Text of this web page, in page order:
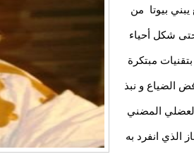
بيوتا من
شكل أحياء
مبتكرة
الضياع و نبذ
المضني
الذي انفرد به